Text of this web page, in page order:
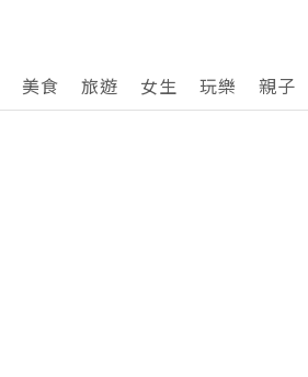
美食 旅遊 女生 玩樂 親子